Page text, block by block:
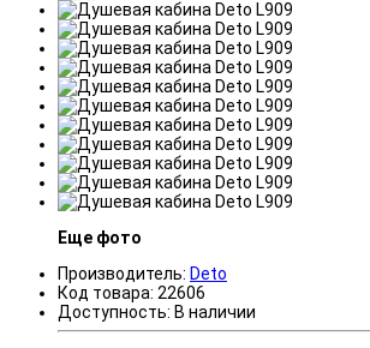
Еще фото
Производитель: Deto
Код товара: 22606
Доступность: В наличии